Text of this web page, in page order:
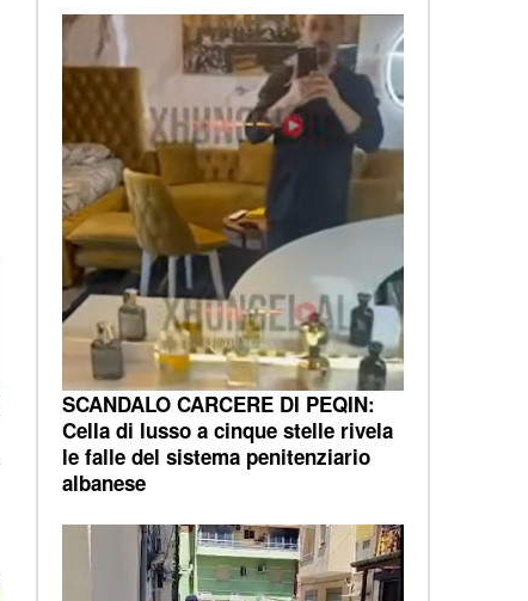
SCANDALO CARCERE DI PEQIN:
Cella di lusso a cinque stelle rivela
le falle del sistema penitenziario
albanese